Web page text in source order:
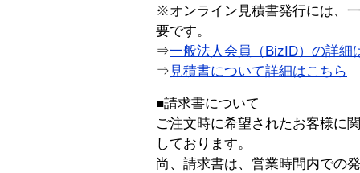
※オンライン見積書発行には、
要です。
⇒一般法人会員（BizID）の詳細
⇒ 見積書について詳細はこちら
■請求書について
ご注文時に希望されたお客様に
しております。
尚、請求書は、営業時間内での